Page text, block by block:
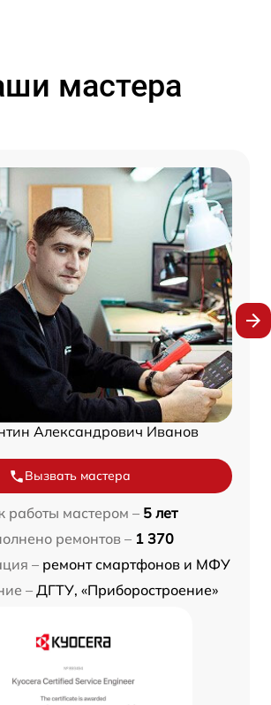
мастера
Александрович Иванов
Вызвать мастера
работы мастером – 5 лет
ремонтов – 1 370
– ремонт смартфонов и МФУ
– ДГТУ, «Приборостроение»